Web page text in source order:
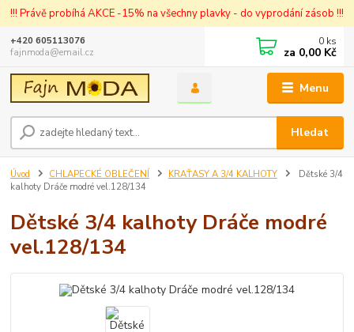
!!! Právě probíhá AKCE -15% na všechny plavky - do vyprodání zásob !!!
Menu
Hledat
+420 605113076
fajnmoda@email.cz
0 ks
za 0,00 Kč
Úvod CHLAPECKÉ OBLEČENÍ KRAŤASY A 3/4 KALHOTY
Dětské 3/4
kalhoty Dráče modré vel.128/134
Dětské 3/4 kalhoty Dráče modré
vel.128/134